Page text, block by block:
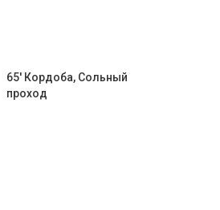
65' Кордоба, Сольный
проход